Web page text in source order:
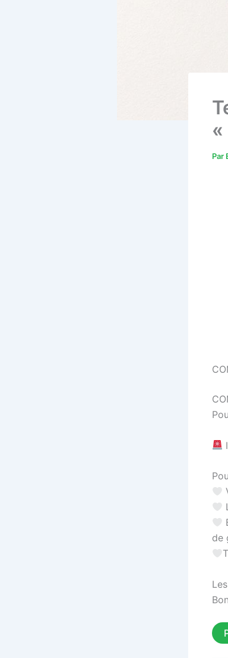
Par
de